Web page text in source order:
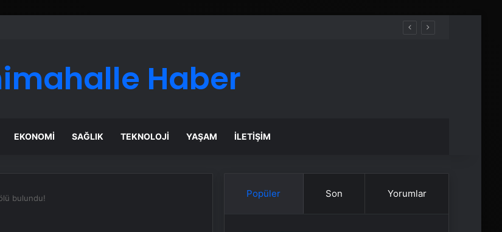
Yazılımı
Haber
EKONOMI SAĞLIK TEKNOLOJI YAŞAM İLETIŞIM
bulundu! Popüler Son Yorumlar